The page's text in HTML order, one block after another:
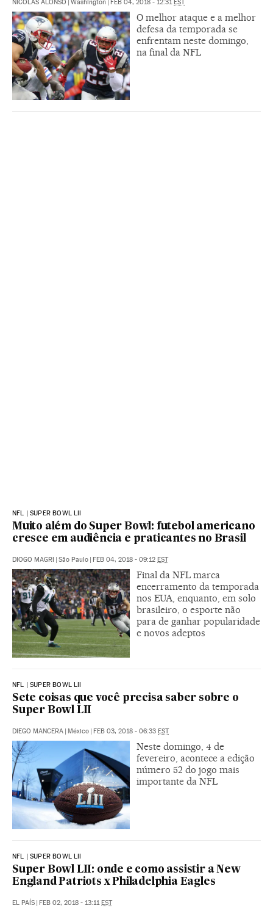
NICOLÁS ALONSO Washington FEB 04, 2018 - 12:31 EST
O melhor ataque e a melhor
defesa da temporada se
enfrentam neste domingo,
na final da NFL
NFL | SUPER BOWL LII
Muito além do Super Bowl: futebol americano
cresce em audiência e praticantes no Brasil
DIOGO MAGRI São Paulo FEB 04, 2018 - 09:12 EST
Final da NFL marca
encerramento da temporada
nos EUA, enquanto, em solo
brasileiro, o esporte não
para de ganhar popularidade
e novos adeptos
NFL | SUPER BOWL LII
Sete coisas que você precisa saber sobre o
Super Bowl LII
DIEGO MANCERA México FEB 03, 2018 - 06:33 EST
Neste domingo, 4 de
fevereiro, acontece a edição
número 52 do jogo mais
importante da NFL
NFL | SUPER BOWL LII
Super Bowl LII: onde e como assistir a New
England Patriots x Philadelphia Eagles
EL PAÍS | FEB 02, 2018 - 13:11EST